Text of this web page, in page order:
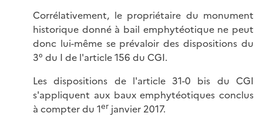
Corrélativement, le propriétaire du monument
historique donné à bail emphytéotique ne peut
donc lui-même se prévaloir des dispositions du
3° du I de l'article 156 du CGI.
Les dispositions de l'article 31-0 bis du CGI
s'appliquent aux baux emphytéotiques conclus
à compter du 1er janvier 2017.